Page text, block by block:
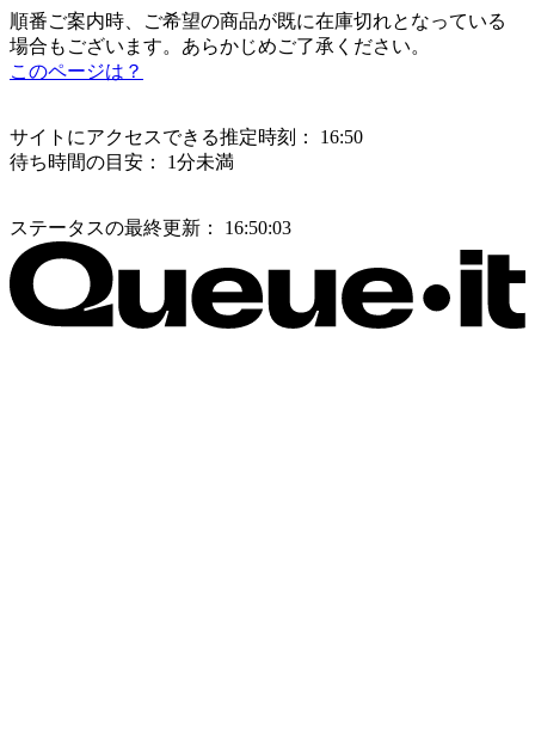
順番ご案内時、ご希望の商品が既に在庫切れとなっている
場合もございます。あらかじめご了承ください。
このページは？
サイトにアクセスできる推定時刻：
16:50
待ち時間の目安：
1分未満
ステータスの最終更新： 16:50:03